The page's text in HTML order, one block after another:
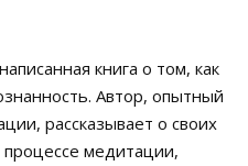
книга о том, как
Автор, опытный
рассказывает о своих
медитации,